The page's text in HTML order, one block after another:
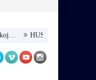
HUSE TATAREVIĆ